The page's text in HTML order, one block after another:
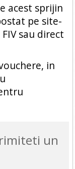
acest sprijin
pe site-
sau direct
in
un